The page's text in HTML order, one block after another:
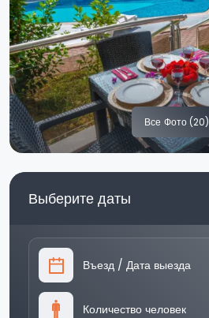
Все Фото (20)
Выберите даты
Въезд / Дата выезда
Количество человек